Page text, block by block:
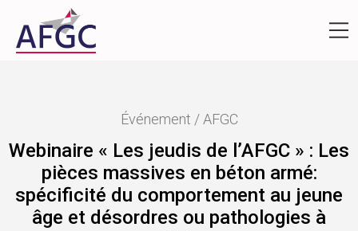
Événement / AFGC
Webinaire « Les jeudis de l’AFGC » : Les
pièces massives en béton armé:
spécificité du comportement au jeune
âge et désordres ou pathologies à